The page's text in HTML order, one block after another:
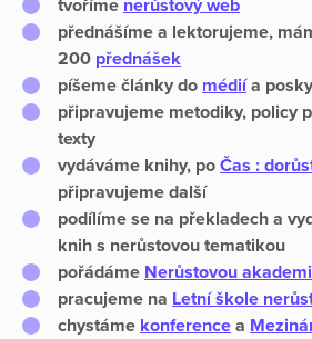
tvoříme nerůstový web
přednášíme a lektorujeme,
200 přednášek
píšeme články do médiía
připravujeme metodiky, policy
texty
vydáváme knihy, po Čas :
připravujeme další
podílíme se na překladech a
knih s nerůstovou tematikou
pořádáme Nerůstovou
pracujeme na Letní škole
chystáme konference a